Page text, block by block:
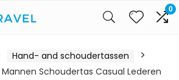
0
Hand- and schoudertassen
Mannen Schoudertas Casual Lederen